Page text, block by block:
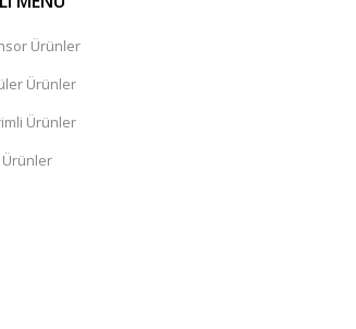
Ürünler
Ürünler
Ürünler
Ürünler